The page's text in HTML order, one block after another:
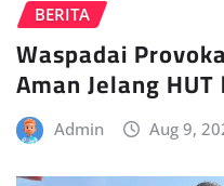
BERITA
Waspadai
Aman Jelang
Admin Aug 9,